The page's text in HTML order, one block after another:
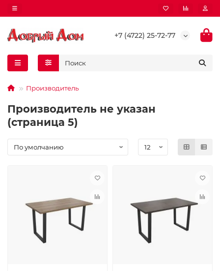
+7 (4722) 25-72-77
Производитель
Производитель не указан
(страница 5)